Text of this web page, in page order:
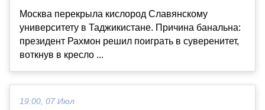
Москва перекрыла кислород Славянскому
университету в Таджикистане. Причина банальна:
президент Рахмон решил поиграть в суверенитет,
воткнув в кресло ...
19:00, 07 Июл